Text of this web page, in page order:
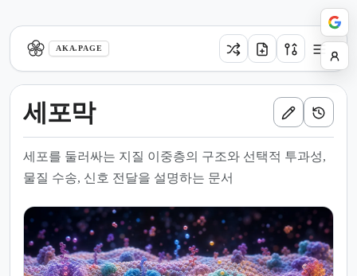
AKA.PAGE
세포막
세포를 둘러싸는 지질 이중층의 구조와 선택적 투과성,
물질 수송, 신호 전달을 설명하는 문서